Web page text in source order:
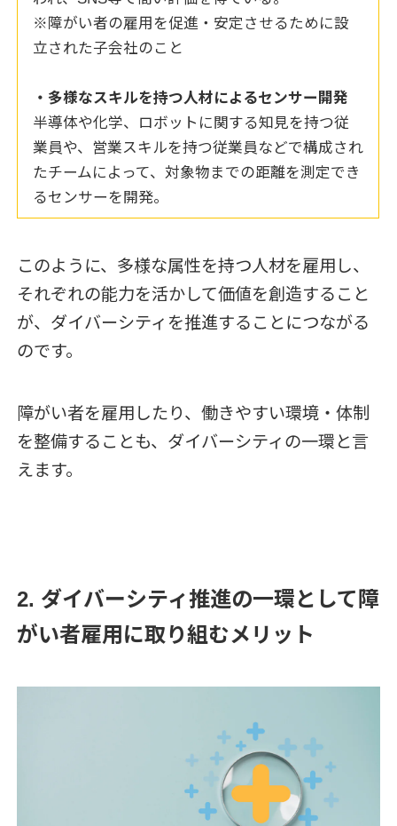
※障がい者の雇用を促進・安定させるために設
立された子会社のこと
・多様なスキルを持つ人材によるセンサー開発
半導体や化学、ロボットに関する知見を持つ従
業員や、営業スキルを持つ従業員などで構成され
たチームによって、対象物までの距離を測定でき
るセンサーを開発。
このように、多様な属性を持つ人材を雇用し、
それぞれの能力を活かして価値を創造すること
が、ダイバーシティを推進することにつながる
のです。
障がい者を雇用したり、働きやすい環境・体制
を整備することも、ダイバーシティの一環と言
えます。
2. ダイバーシティ推進の一環として障
がい者雇用に取り組むメリット